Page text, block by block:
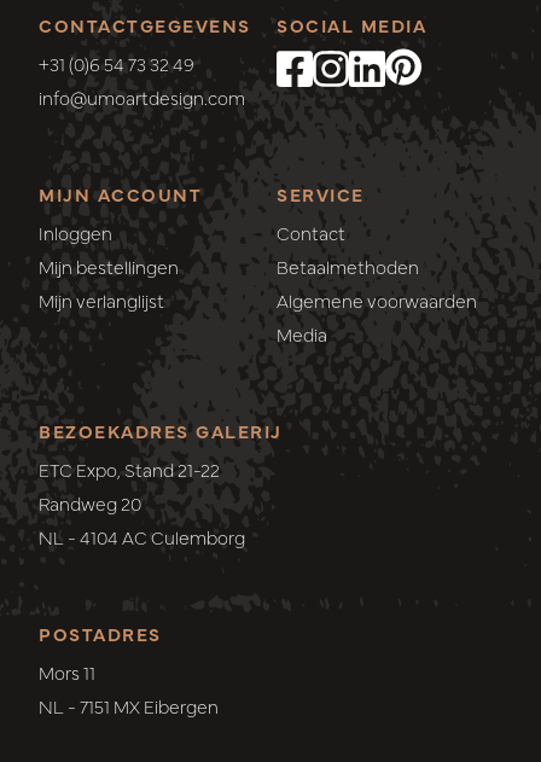
CONTACTGEGEVENS
+31 (0)6 54 73 32 49
info@umoartdesign.com
MIJN ACCOUNT
Inloggen
Mijn bestellingen
Mijn verlanglijst
SERVICE
Contact
Betaalmethoden
Algemene voorwaarden
Media
SOCIAL MEDIA
POSTADRES
Mors 11
NL - 7151 MX Eibergen
BEZOEKADRES GALERIJ
ETC Expo, Stand 21-22
Randweg 20
NL - 4104 AC Culemborg